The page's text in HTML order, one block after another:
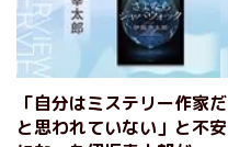
「自分はミステリー作家だ
と思われていない」と不安